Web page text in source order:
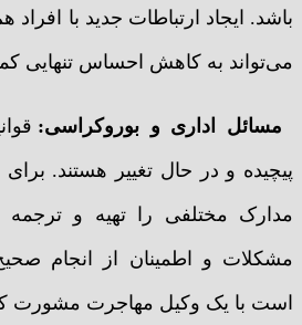
باشد. ایجاد ارتباطات جدید با افراد
می‌تواند به کاهش احساس تنهایی
مسائل اداری و بوروکراسی:
پیچیده و در حال تغییر هستند. برای
مدارک مختلفی را تهیه و ترجمه
مشکلات و اطمینان از انجام
است با یک وکیل مهاجرت مشورت